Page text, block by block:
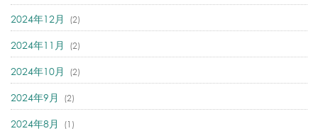
2024年12月 (2)
2024年11月 (2)
2024年10月 (2)
2024年9月 (2)
2024年8月 (1)